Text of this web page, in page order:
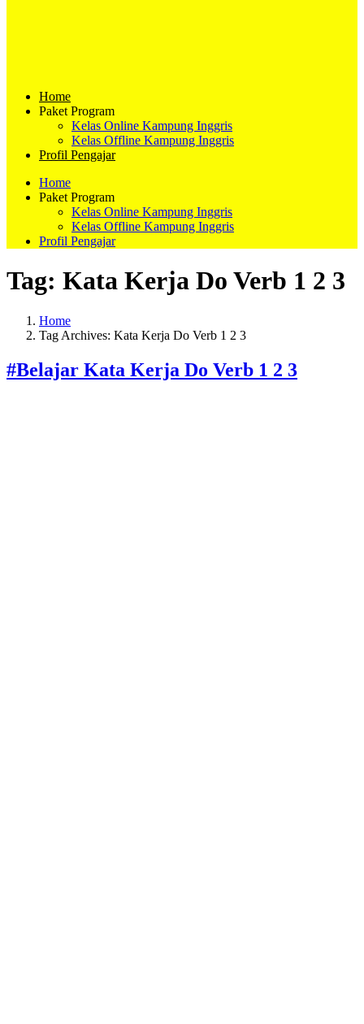
Home
Paket Program
Kelas Online Kampung Inggris
Kelas Offline Kampung Inggris
Profil Pengajar
Home
Paket Program
Kelas Online Kampung Inggris
Kelas Offline Kampung Inggris
Profil Pengajar
Tag: Kata Kerja Do Verb 1 2 3
Home
Tag Archives: Kata Kerja Do Verb 1 2 3
#Belajar Kata Kerja Do Verb 1 2 3